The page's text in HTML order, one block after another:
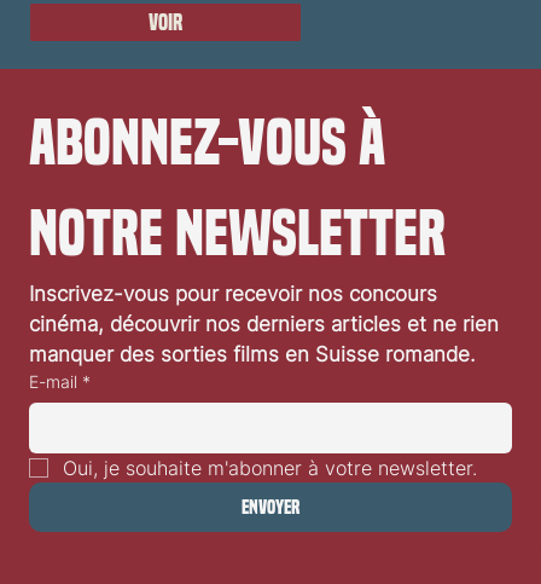
Voir
Abonnez-vous à
notre newsletter
Inscrivez-vous pour recevoir nos concours
cinéma, découvrir nos derniers articles et ne rien
manquer des sorties films en Suisse romande.
E-mail *
Oui, je souhaite m'abonner à votre newsletter.
Envoyer